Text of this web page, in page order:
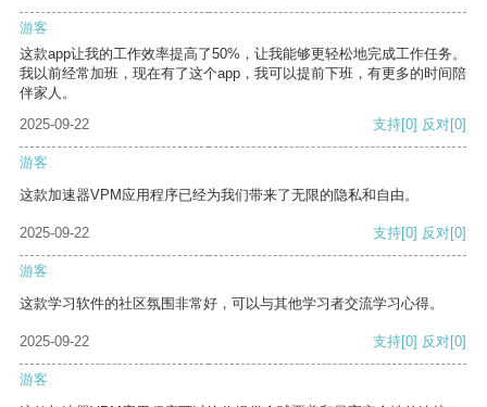
游客
这款app让我的工作效率提高了50%，让我能够更轻松地完成工作任务。
我以前经常加班，现在有了这个app，我可以提前下班，有更多的时间陪
伴家人。
2025-09-22
支持[0] 反对[0]
游客
这款加速器VPM应用程序已经为我们带来了无限的隐私和自由。
2025-09-22 支持[0] 反对[0]
游客
这款学习软件的社区氛围非常好，可以与其他学习者交流学习心得。
2025-09-22 支持[0] 反对[0]
游客